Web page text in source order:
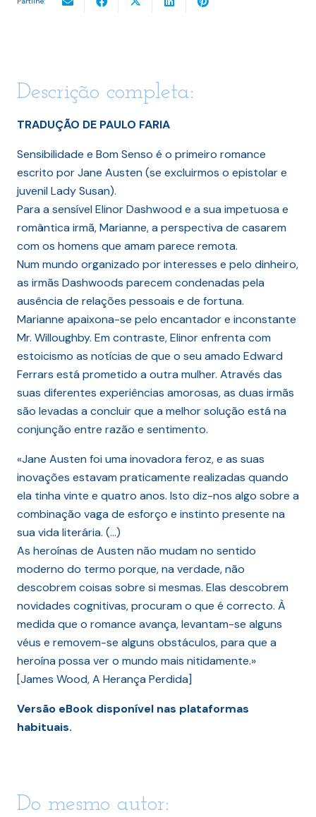
Descrição completa:
TRADUÇÃO DE PAULO FARIA
Sensibilidade e Bom Senso é o primeiro romance
escrito por Jane Austen (se excluirmos o epistolar e
juvenil Lady Susan).
Para a sensível Elinor Dashwood e a sua impetuosa e
romântica irmã, Marianne, a perspectiva de casarem
com os homens que amam parece remota.
Num mundo organizado por interesses e pelo dinheiro,
as irmãs Dashwoods parecem condenadas pela
ausência de relações pessoais e de fortuna.
Marianne apaixona-se pelo encantador e inconstante
Mr. Willoughby. Em contraste, Elinor enfrenta com
estoicismo as notícias de que o seu amado Edward
Ferrars está prometido a outra mulher. Através das
suas diferentes experiências amorosas, as duas irmãs
são levadas a concluir que a melhor solução está na
conjunção entre razão e sentimento.
«Jane Austen foi uma inovadora feroz, e as suas
inovações estavam praticamente realizadas quando
ela tinha vinte e quatro anos. Isto diz-nos algo sobre a
combinação vaga de esforço e instinto presente na
sua vida literária. (…)
As heroínas de Austen não mudam no sentido
moderno do termo porque, na verdade, não
descobrem coisas sobre si mesmas. Elas descobrem
novidades cognitivas, procuram o que é correcto. À
medida que o romance avança, levantam-se alguns
véus e removem-se alguns obstáculos, para que a
heroína possa ver o mundo mais nitidamente.»
[James Wood, A Herança Perdida]
Versão eBook disponível nas plataformas
habituais.
Do mesmo autor: